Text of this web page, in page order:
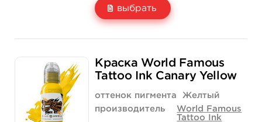
выбрать
Количество
1 000 руб.
купить
1 500 руб.
купить
Краска World Famous
Tattoo Ink Canary Yellow
оттенок пигмента
Желтый
производитель
World Famous
Tattoo Ink